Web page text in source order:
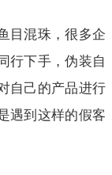
目混珠，很多企
行下手，伪装自
自己的产品进行
遇到这样的假客